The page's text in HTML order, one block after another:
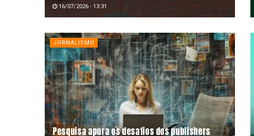
16/07/2026 - 13:31
JORNALISMO
Pesquisa apura os desafios dos publishers